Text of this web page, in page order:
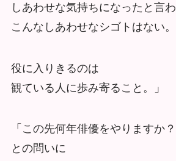
しあわせな気持ちになったと言わ
こんなしあわせなシゴトはない。
役に入りきるのは
観ている人に歩み寄ること。」
「この先何年俳優をやりますか？
との問いに